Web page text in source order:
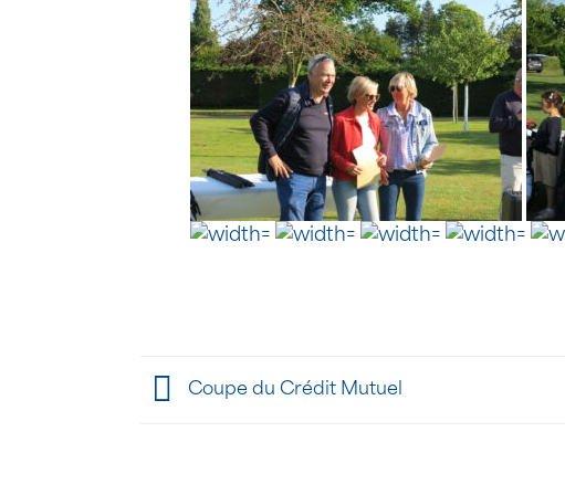
Coupe du Crédit Mutuel